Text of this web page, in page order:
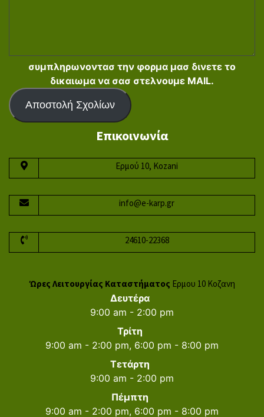
συμπληρωνοντασ την φορμα μασ δινετε το
δικαιωμα να σασ στελνουμε MAIL.
Αποστολή Σχολίων
Επικοινωνία
Ερμού 10, Kozani
info@e-karp.gr
24610-22368
Ώρες Λειτουργίας Καταστήματος Ερμου 10 Κοζανη
Δευτέρα
9:00 am - 2:00 pm
Τρίτη
9:00 am - 2:00 pm, 6:00 pm - 8:00 pm
Τετάρτη
9:00 am - 2:00 pm
Πέμπτη
9:00 am - 2:00 pm, 6:00 pm - 8:00 pm